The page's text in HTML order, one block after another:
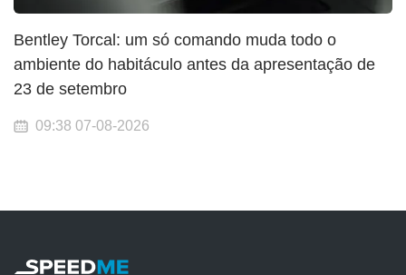
Bentley Torcal: um só comando muda todo o
ambiente do habitáculo antes da apresentação de
23 de setembro
09:38 07-08-2026